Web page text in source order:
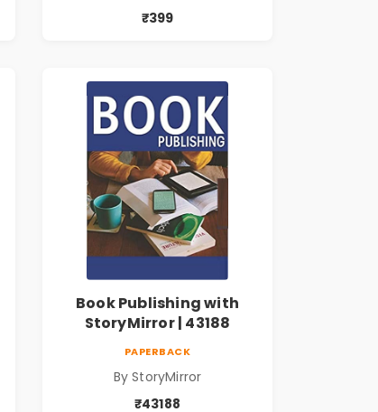
₹399
Book Publishing with
StoryMirror | 43188
PAPERBACK
By StoryMirror
₹43188